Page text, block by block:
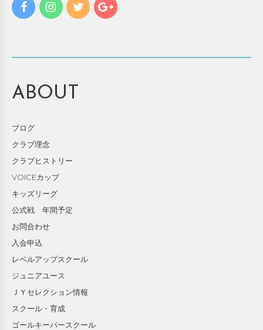
ABOUT
ブログ
クラブ理念
クラブヒストリー
VOICEカップ
キッズリーグ
公式戦 年間予定
お問合わせ
入会申込
レベルアップスクール
ジュニアユース
ＪＹセレクション情報
スクール・育成
ゴールキーパースクール